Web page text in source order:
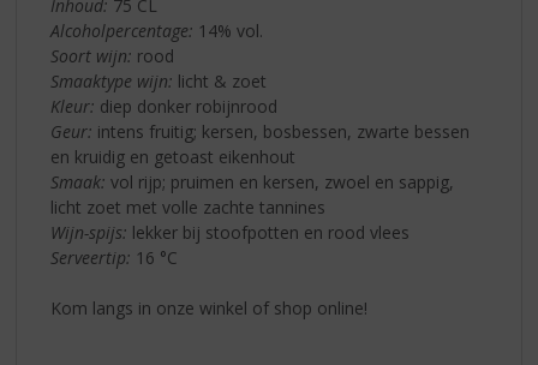
Inhoud: 75 CL
Alcoholpercentage: 14% vol.
Soort wijn: rood
Smaaktype wijn: licht & zoet
Kleur: diep donker robijnrood
Geur: intens fruitig; kersen, bosbessen, zwarte bessen
en kruidig en getoast eikenhout
Smaak: vol rijp; pruimen en kersen, zwoel en sappig,
licht zoet met volle zachte tannines
Wijn-spijs: lekker bij stoofpotten en rood vlees
Serveertip: 16 °C
Kom langs in onze winkel of shop online!